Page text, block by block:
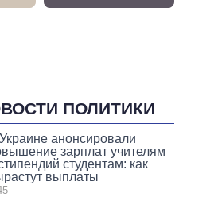
ПОЛИТИКИ
анонсировали
зарплат учителям
студентам: как
выплаты